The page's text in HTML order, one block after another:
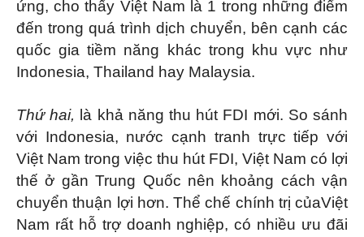
ứng, cho thấy Việt Nam là 1 trong những điểm
đến trong quá trình dịch chuyển, bên cạnh các
quốc gia tiềm năng khác trong khu vực như
Indonesia, Thailand hay Malaysia.
Thứ hai, là khả năng thu hút FDI mới. So sánh
với Indonesia, nước cạnh tranh trực tiếp với
Việt Nam trong việc thu hút FDI, Việt Nam có lợi
thế ở gần Trung Quốc nên khoảng cách vận
chuyển thuận lợi hơn. Thể chế chính trị củaViệt
Nam rất hỗ trợ doanh nghiệp, có nhiều ưu đãi